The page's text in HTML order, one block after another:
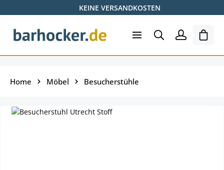
Zum Hauptinhalt springenKEINE VERSANDKOSTEN
Home Möbel Besucherstühle